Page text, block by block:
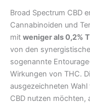
Broad Spectrum CBD
Cannabinoiden und
mit weniger als 0,2%
von den
sogenannte
Wirkungen von THC.
ausgezeichneten
CBD nutzen möchten,